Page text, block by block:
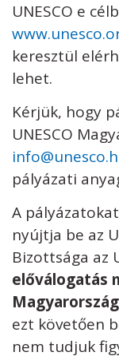
UNESCO e
keresztül
lehet.
Kérjük, hogy
UNESCO
pályázati
A
nyújtja be az
Bizottsága az
előválogatás
ezt követően
nem tudjuk